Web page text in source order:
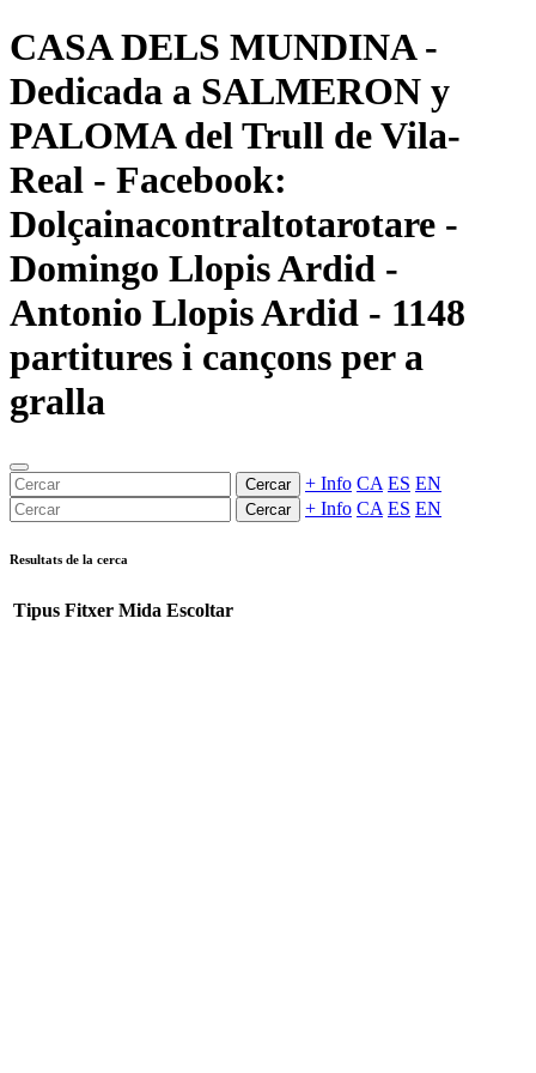
CASA DELS MUNDINA -
Dedicada a SALMERON y
PALOMA del Trull de Vila-
Real - Facebook:
Dolçainacontraltotarotare -
Domingo Llopis Ardid -
Antonio Llopis Ardid - 1148
partitures i cançons per a
gralla
Cercar + Info CA ES EN
Cercar + Info CA ES EN
Resultats de la cerca
Tipus Fitxer Mida Escoltar